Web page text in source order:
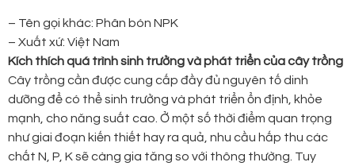
– Tên gọi khác: Phân bón NPK
– Xuất xứ: Việt Nam
Kích thích quá trình sinh trưởng và phát triển của cây trồng
Cây trồng cần được cung cấp đầy đủ nguyên tố dinh
dưỡng để có thể sinh trưởng và phát triển ổn định, khỏe
mạnh, cho năng suất cao. Ở một số thời điểm quan trọng
như giai đoạn kiến thiết hay ra quả, nhu cầu hấp thu các
chất N, P, K sẽ càng gia tăng so với thông thường. Tuy